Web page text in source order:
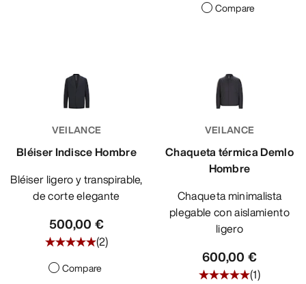
Compare
VEILANCE
Bléiser Indisce Hombre
Bléiser ligero y transpirable,
de corte elegante
500,00 €
(2)
Compare
VEILANCE
Chaqueta térmica Demlo
Hombre
Chaqueta minimalista
plegable con aislamiento
ligero
600,00 €
(1)